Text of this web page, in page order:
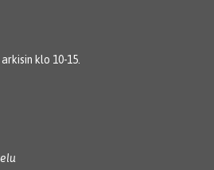
klo 10-15.